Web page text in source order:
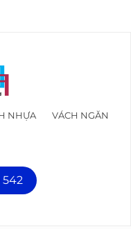
NHỰA VÁCH NGĂN